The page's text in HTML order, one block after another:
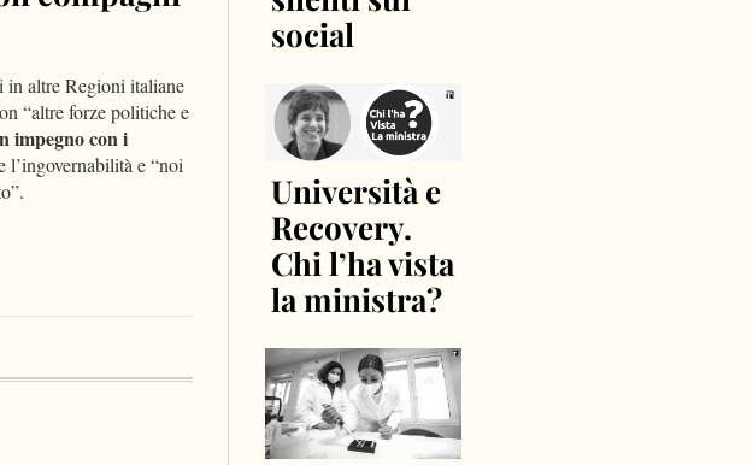
in altre Regioni italiane
“altre forze politiche e
impegno con i
l’ingovernabilità e “noi
social
Università e
Recovery.
Chi l’ha vista
la ministra?